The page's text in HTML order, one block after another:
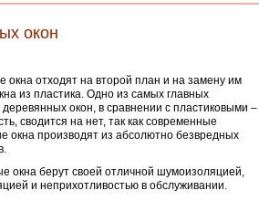
окон
окна отходят на второй план и на замену им
из пластика. Одно из самых главных
деревянных окон, в сравнении с пластиковыми –
сводится на нет, так как современные
окна производят из абсолютно безвредных
окна берут своей отличной шумоизоляцией,
и неприхотливостью в обслуживании.